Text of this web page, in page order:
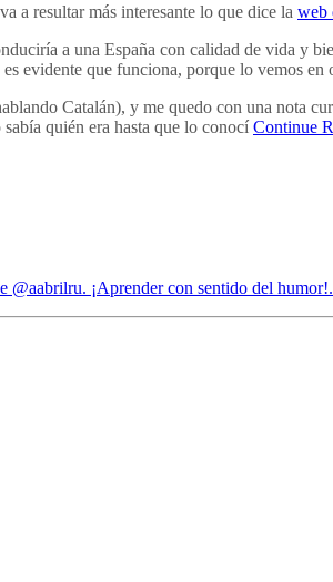
a resultar más interesante lo que dice la web
a una España con calidad de vida y
evidente que funciona, porque lo vemos en
Catalán), y me quedo con una nota
quién era hasta que lo conocíContinue